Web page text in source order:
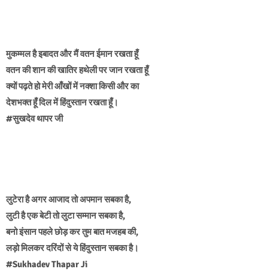
मुकम्मल है इबादत और मैं वतन ईमान रखता हूँ
वतन की शान की खातिर हथेली पर जान रखता हूँ
क्यों पढ़ते हो मेरी आँखों में नक्शा किसी और का
देशभक्त हूँ दिल में हिंदुस्तान रखता हूँ।
#सुखदेव थापर जी
लुटेरा है अगर आजाद तो अपमान सबका है,
लुटी है एक बेटी तो लुटा सम्मान सबका है,
बनो इंसान पहले छोड़ कर तुम बात मजहब की,
लड़ो मिलकर दरिंदों से ये हिंदुस्तान सबका है।
#Sukhadev Thapar Ji